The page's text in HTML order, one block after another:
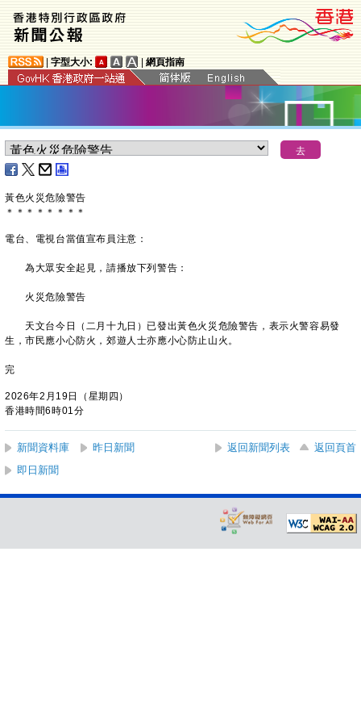
字型大小: 網頁指南
黃色火災危險警告
＊ ＊ ＊ ＊ ＊ ＊ ＊ ＊
電台、電視台當值宣布員注意：
為大眾安全起見，請播放下列警告：
火災危險警告
天文台今日（二月十九日）已發出黃色火災危險警告，表示火警容易發
生，市民應小心防火，郊遊人士亦應小心防止山火。
完
2026年2月19日（星期四）
香港時間6時01分
新聞資料庫 昨日新聞 返回新聞列表
返回頁首
即日新聞